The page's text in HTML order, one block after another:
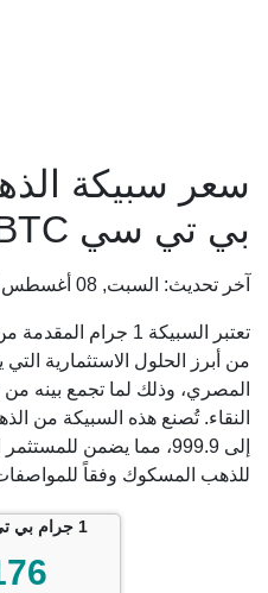
بي تي سي BTC
آخر تحديث: السبت, 08 أغسطس 2026 الساعة 10:58:14 م
من أبرز الحلول الاستثمارية
المصري، وذلك لما تجمع بينه
إلى 999.9، مما يضمن
للذهب المسكوك وفقاً للمواصفات
1 جرام بي تي سي BTC